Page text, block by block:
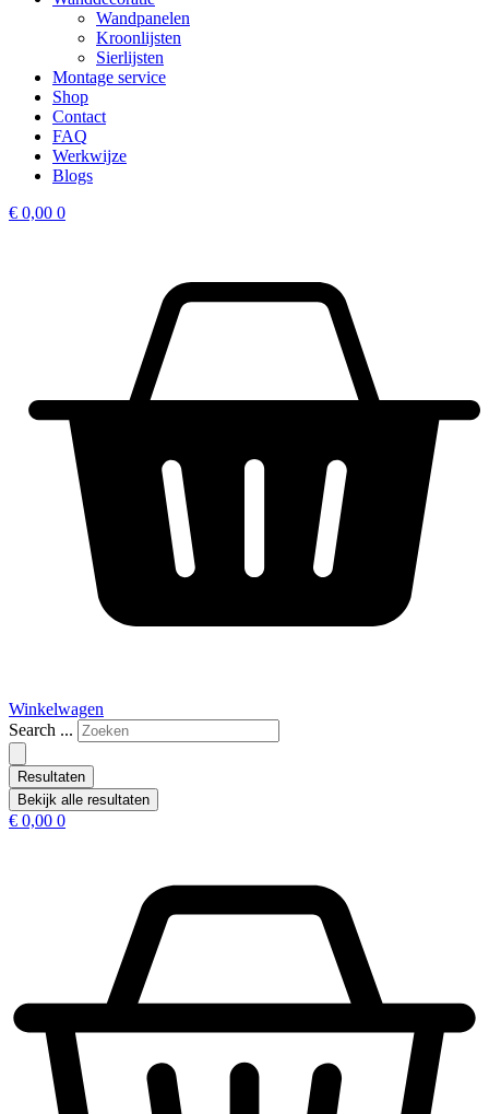
Wandpanelen
Kroonlijsten
Sierlijsten
Montage service
Shop
Contact
FAQ
Werkwijze
Blogs
€ 0,00 0
Winkelwagen
Search ...
Resultaten
Bekijk alle resultaten
€ 0,00 0